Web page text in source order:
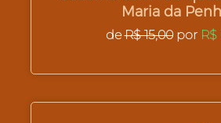
Maria da
deR$ 15,00por R$